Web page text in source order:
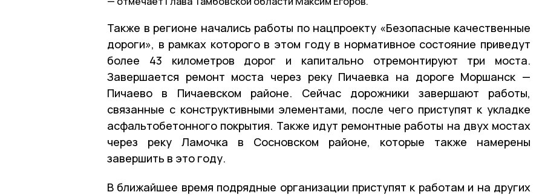
Также в регионе начались работы по нацпроекту «Безопасные качественные
дороги», в рамках которого в этом году в нормативное состояние приведут
более 43 километров дорог и капитально отремонтируют три моста.
Завершается ремонт моста через реку Пичаевка на дороге Моршанск —
Пичаево в Пичаевском районе. Сейчас дорожники завершают работы,
связанные с конструктивными элементами, после чего приступят к укладке
асфальтобетонного покрытия. Также идут ремонтные работы на двух мостах
через реку Ламочка в Сосновском районе, которые также намерены
завершить в это году.
В ближайшее время подрядные организации приступят к работам и на других